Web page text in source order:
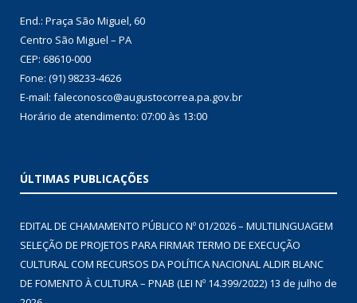
End.: Praça São Miguel, 60
Centro São Miguel – PA
CEP: 68610-000
Fone: (91) 98233-4626
E-mail: faleconosco@augustocorrea.pa.gov.br
Horário de atendimento: 07:00 às 13:00
ÚLTIMAS PUBLICAÇÕES
EDITAL DE CHAMAMENTO PÚBLICO Nº 01/2026 – MULTILINGUAGEM
SELEÇÃO DE PROJETOS PARA FIRMAR TERMO DE EXECUÇÃO
CULTURAL COM RECURSOS DA POLÍTICA NACIONAL ALDIR BLANC
DE FOMENTO À CULTURA – PNAB (LEI Nº 14.399/2022) 13 de julho de